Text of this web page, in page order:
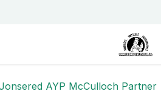
AYP McCulloch Partner